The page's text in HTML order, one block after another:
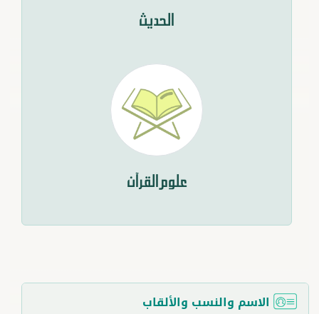
الحديث
علوم القرآن
الاسم والنسب والألقاب